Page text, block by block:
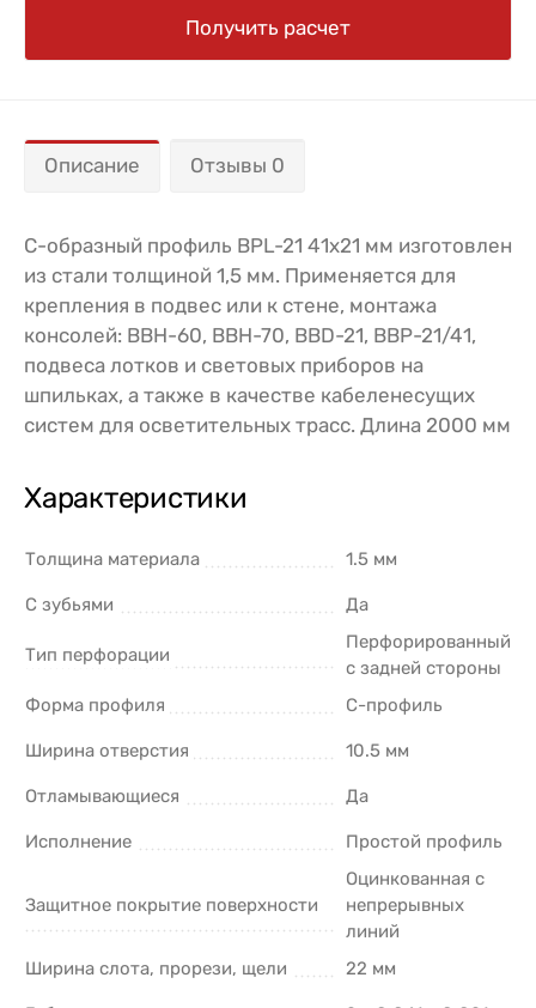
Получить расчет
Описание Отзывы 0
С-образный профиль BPL-21 41х21 мм изготовлен
из стали толщиной 1,5 мм. Применяется для
крепления в подвес или к стене, монтажа
консолей: ВВН-60, ВВН-70, BBD-21, BBP-21/41,
подвеса лотков и световых приборов на
шпильках, а также в качестве кабеленесущих
систем для осветительных трасс. Длина 2000 мм
Характеристики
Толщина материала 1.5 мм
С зубьями Да
Тип перфорации
Перфорированный
с задней стороны
Форма профиля
C-профиль
Ширина отверстия 10.5 мм
Отламывающиеся Да
Исполнение Простой профиль
Защитное покрытие поверхности
Оцинкованная с
непрерывных
линий
Ширина слота, прорези, щели
22 мм